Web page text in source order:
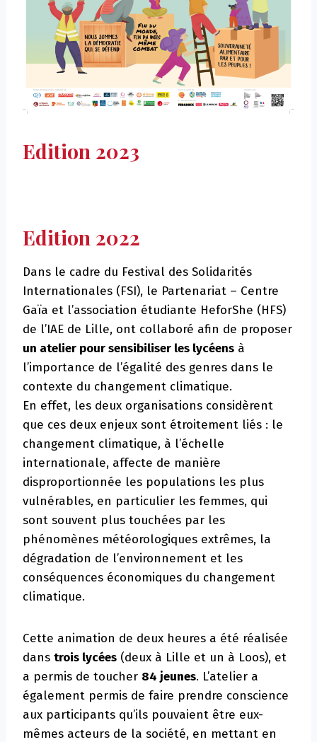
Edition 2023
Edition 2022
Dans le cadre du Festival des Solidarités
Internationales (FSI), le Partenariat – Centre
Gaïa et l’association étudiante HeforShe (HFS)
de l’IAE de Lille, ont collaboré afin de proposer
un atelier pour sensibiliser les lycéens à
l’importance de l’égalité des genres dans le
contexte du changement climatique.
En effet, les deux organisations considèrent
que ces deux enjeux sont étroitement liés : le
changement climatique, à l’échelle
internationale, affecte de manière
disproportionnée les populations les plus
vulnérables, en particulier les femmes, qui
sont souvent plus touchées par les
phénomènes météorologiques extrêmes, la
dégradation de l’environnement et les
conséquences économiques du changement
climatique.
Cette animation de deux heures a été réalisée
dans trois lycées (deux à Lille et un à Loos), et
a permis de toucher 84 jeunes. L’atelier a
également permis de faire prendre conscience
aux participants qu’ils pouvaient être eux-
mêmes acteurs de la société, en mettant en